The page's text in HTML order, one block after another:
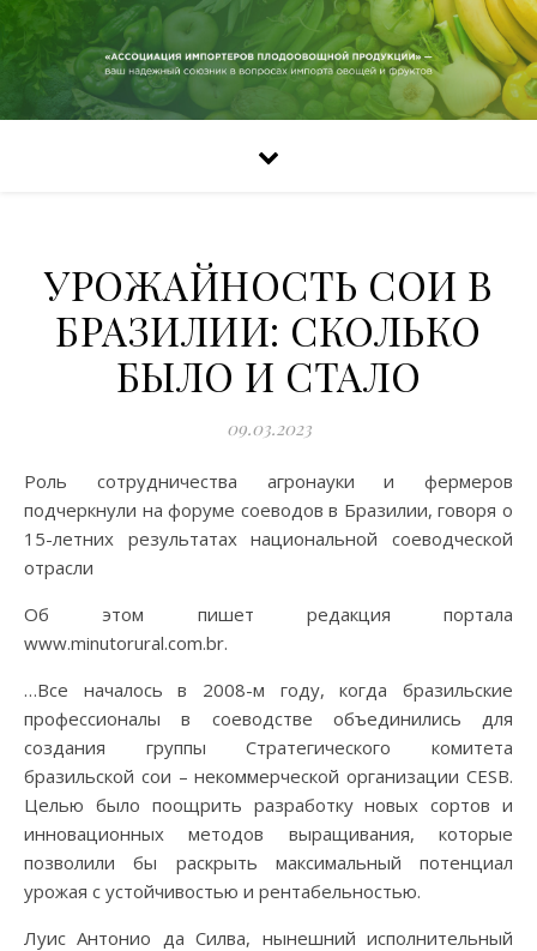
УРОЖАЙНОСТЬ СОИ В
БРАЗИЛИИ: СКОЛЬКО
БЫЛО И СТАЛО
09.03.2023
Роль сотрудничества агронауки и фермеров
подчеркнули на форуме соеводов в Бразилии, говоря о
15-летних результатах национальной соеводческой
отрасли
Об этом пишет редакция портала
www.minutorural.com.br.
…Все началось в 2008-м году, когда бразильские
профессионалы в соеводстве объединились для
создания группы Стратегического комитета
бразильской сои – некоммерческой организации CESB.
Целью было поощрить разработку новых сортов и
инновационных методов выращивания, которые
позволили бы раскрыть максимальный потенциал
урожая с устойчивостью и рентабельностью.
Луис Антонио да Силва, нынешний исполнительный